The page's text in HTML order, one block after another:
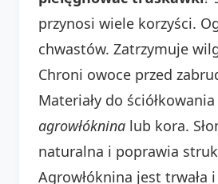
przynosi wiele korzyści.
chwastów. Zatrzymuje
Chroni owoce przed
Materiały do
agrowłóknina lub kora.
naturalna i poprawia
Agrowłóknina jest trwała